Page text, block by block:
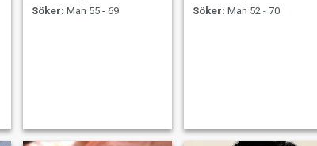
Söker: Man 55 - 69
Söker: Man 52 - 70